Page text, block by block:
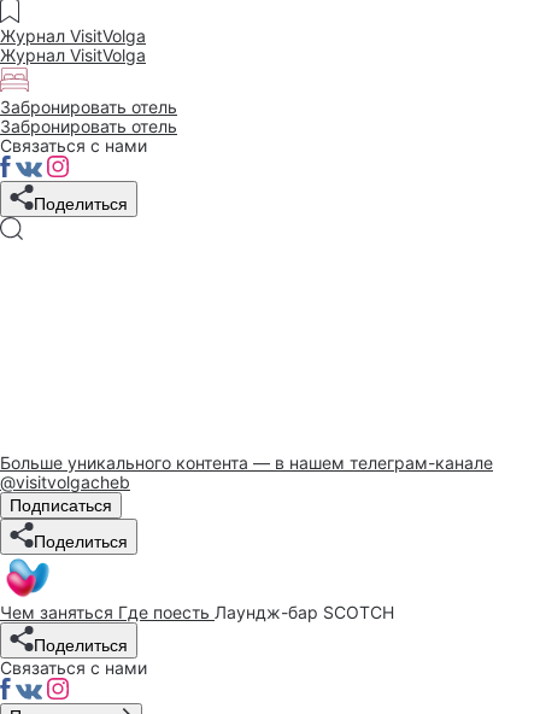
Журнал VisitVolga
Журнал VisitVolga
Забронировать отель
Забронировать отель
Связаться с нами
Поделиться
Больше уникального контента — в нашем телеграм-канале
@visitvolgacheb
Подписаться
Поделиться
Чем заняться Где поесть Лаундж-бар SCOTCH
Поделиться
Связаться с нами